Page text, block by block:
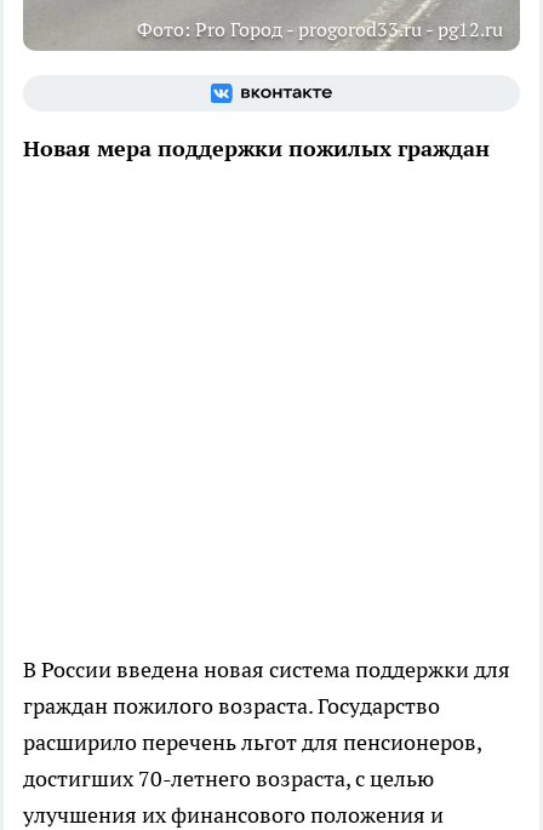
Фото: Pro Город - progorod33.ru - pg12.ru
Новая мера поддержки пожилых граждан
В России введена новая система поддержки для
граждан пожилого возраста. Государство
расширило перечень льгот для пенсионеров,
достигших 70-летнего возраста, с целью
улучшения их финансового положения и